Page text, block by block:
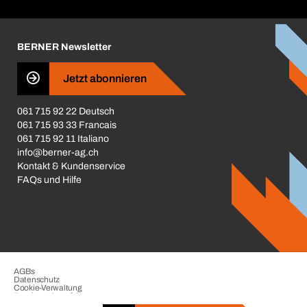
Business Conduct
BERNER Newsletter
Jetzt abonnieren
061 715 92 22 Deutsch
061 715 93 33 Francais
061 715 92 11 Italiano
info@berner-ag.ch
Kontakt & Kundenservice
FAQs und Hilfe
AGBs
Datenschutz
Cookie-Verwaltung
Beschwerdeverfahren